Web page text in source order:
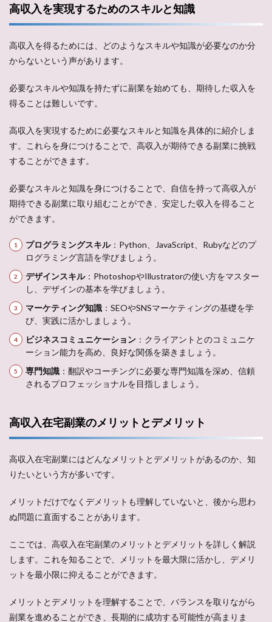
高収入を実現するためのスキルと知識
高収入を得るためには、どのようなスキルや知識が必要なのか分
からないという声があります。
必要なスキルや知識を持たずに副業を始めても、期待した収入を
得ることは難しいです。
高収入を実現するために必要なスキルと知識を具体的に紹介しま
す。これらを身につけることで、高収入が期待できる副業に挑戦
することができます。
必要なスキルと知識を身につけることで、自信を持って高収入が
期待できる副業に取り組むことができ、安定した収入を得ること
ができます。
プログラミングスキル：Python、JavaScript、Rubyなどのプ
ログラミング言語を学びましょう。
デザインスキル：PhotoshopやIllustratorの使い方をマスター
し、デザインの基本を学びましょう。
マーケティング知識 ：SEOやSNSマーケティングの基礎を学
び、実践に活かしましょう。
ビジネスコミュニケーション ：クライアントとのコミュニケ
ーション能力を高め、良好な関係を築きましょう。
専門知識 ：翻訳やコーチングに必要な専門知識を深め、信頼
されるプロフェッショナルを目指しましょう。
高収入在宅副業のメリットとデメリット
高収入在宅副業にはどんなメリットとデメリットがあるのか、知
りたいという方が多いです。
メリットだけでなくデメリットも理解していないと、後から思わ
ぬ問題に直面することがあります。
ここでは、高収入在宅副業のメリットとデメリットを詳しく解説
します。これを知ることで、メリットを最大限に活かし、デメリ
ットを最小限に抑えることができます。
メリットとデメリットを理解することで、バランスを取りながら
副業を進めることができ、長期的に成功する可能性が高まりま